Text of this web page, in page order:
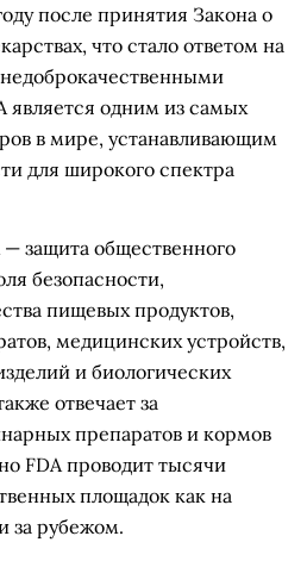
после принятия Закона о
что стало ответом на
является одним из самых
в мире, устанавливающим
для широкого спектра
защита общественного
безопасности,
пищевых продуктов,
медицинских устройств,
и биологических
отвечает за
препаратов и кормов
FDA проводит тысячи
площадок как на
за рубежом.